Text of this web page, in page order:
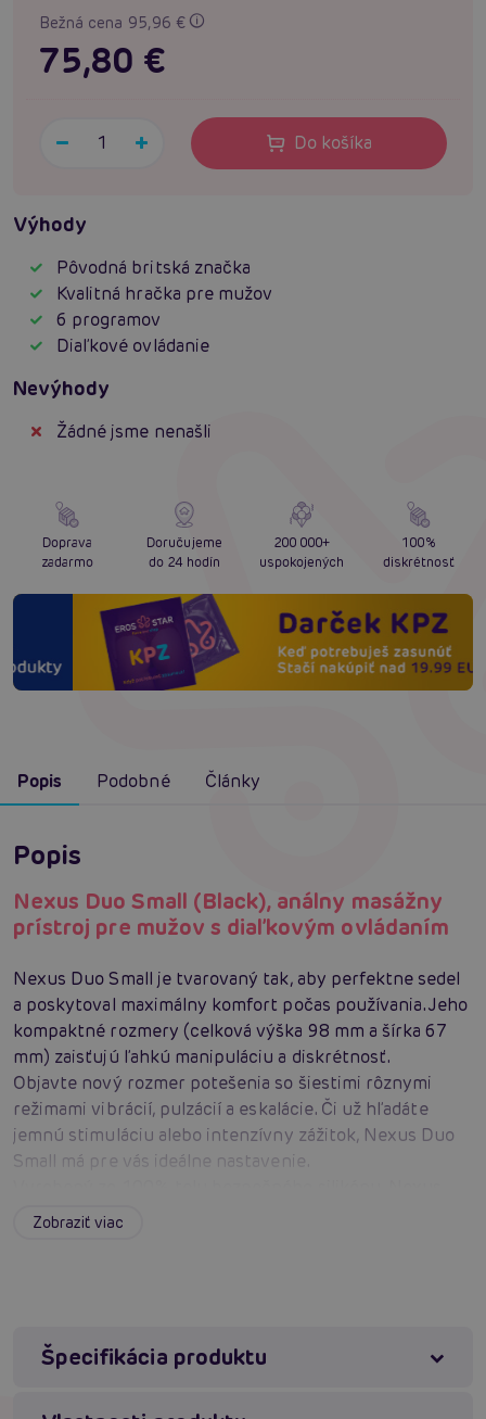
Bežná cena 95,96 €
75,80 €
Do košíka
Výhody
Pôvodná britská značka
Kvalitná hračka pre mužov
6 programov
Diaľkové ovládanie
Nevýhody
Žádné jsme nenašli
Doprava
zadarmo
Doručujeme
do 24 hodín
200 000+
uspokojených
100%
diskrétnosť
Popis Podobné Články
Popis
Nexus Duo Small (Black), análny masážny
prístroj pre mužov s diaľkovým ovládaním
Nexus Duo Small je tvarovaný tak, aby perfektne sedel
a poskytoval maximálny komfort počas používania. Jeho
kompaktné rozmery (celková výška 98 mm a šírka 67
mm) zaisťujú ľahkú manipuláciu a diskrétnosť.
Objavte nový rozmer potešenia so šiestimi rôznymi
režimami vibrácií, pulzácií a eskalácie. Či už hľadáte
jemnú stimuláciu alebo intenzívny zážitok, Nexus Duo
Small má pre vás ideálne nastavenie.
Duo Small je pevný, ale zároveň flexibilný, čo zaisťuje
Nexus Duo Small je vodotesný podľa štandardu IPX7, čo
znamená, že môže byť ponorený až 1 meter pod vodou
Zobraziť viac
Špecifikácia produktu